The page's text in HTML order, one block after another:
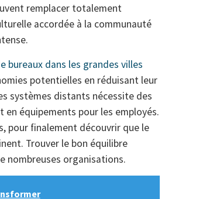
remplacer totalement
accordée à la communauté
bureaux dans les grandes villes
potentielles en réduisant leur
systèmes distants nécessite des
équipements pour les employés.
pour finalement découvrir que le
Trouver le bon équilibre
nombreuses organisations.